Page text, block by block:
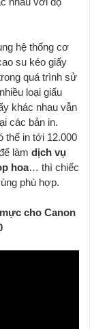
hệ thống cơ
su kéo giấy
quá trình sử
loại giấu
khác nhau vẫn
các bản in.
thể in tới 12.000
làm dịch vụ
hoa… thì chiếc
phù hợp.
cho Canon